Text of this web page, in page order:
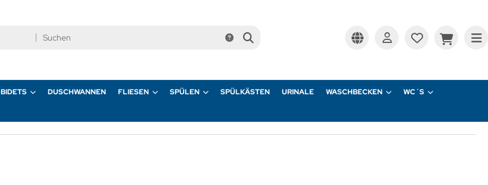
BIDETS DUSCHWANNEN FLIESEN SPÜLEN SPÜLKÄSTEN URINALE WASCHBECKEN
WC´S